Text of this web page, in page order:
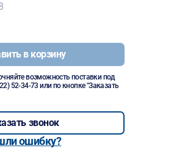
в корзину
возможность поставки под
52-34-73 или по кнопке "Заказать
звонок
ошибку?